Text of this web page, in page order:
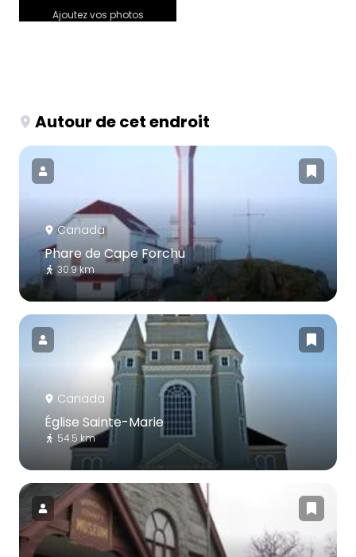
Ajoutez vos photos
Autour de cet endroit
Canada
Phare de Cape Forchu
30.9 km
Canada
Église Sainte-Marie
54.5 km